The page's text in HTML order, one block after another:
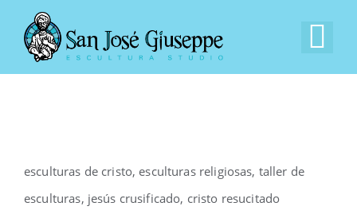
contenido
Experiencia
esculturas de cristo, esculturas religiosas, taller de
esculturas, jesús crusificado, cristo resucitado